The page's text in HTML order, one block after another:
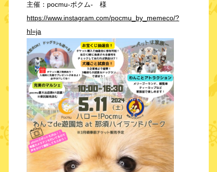
主催：pocmu-ポクム- 様
https://www.instagram.com/pocmu_by_memeco/?
hl=ja